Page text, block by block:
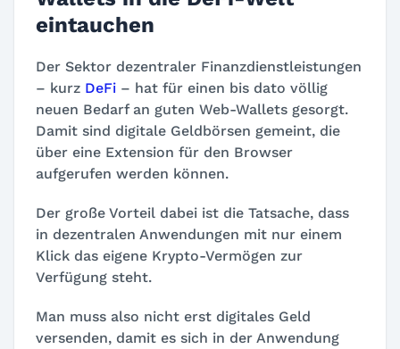
eintauchen
Der Sektor dezentraler Finanzdienstleistungen
– kurz DeFi – hat für einen bis dato völlig
neuen Bedarf an guten Web-Wallets gesorgt.
Damit sind digitale Geldbörsen gemeint, die
über eine Extension für den Browser
aufgerufen werden können.
Der große Vorteil dabei ist die Tatsache, dass
in dezentralen Anwendungen mit nur einem
Klick das eigene Krypto-Vermögen zur
Verfügung steht.
Man muss also nicht erst digitales Geld
versenden, damit es sich in der Anwendung